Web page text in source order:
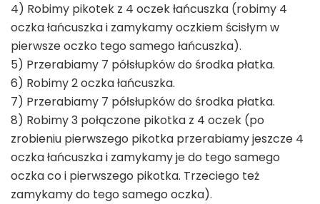
4) Robimy pikotek z 4 oczek łańcuszka (robimy 4
oczka łańcuszka i zamykamy oczkiem ścisłym w
pierwsze oczko tego samego łańcuszka).
5) Przerabiamy 7 półsłupków do środka płatka.
6) Robimy 2 oczka łańcuszka.
7) Przerabiamy 7 półsłupków do środka płatka.
8) Robimy 3 połączone pikotka z 4 oczek (po
zrobieniu pierwszego pikotka przerabiamy jeszcze 4
oczka łańcuszka i zamykamy je do tego samego
oczka co i pierwszego pikotka. Trzeciego też
zamykamy do tego samego oczka).